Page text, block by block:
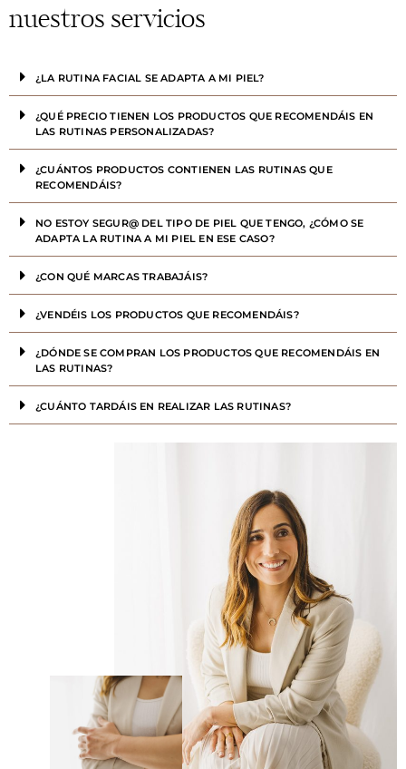
nuestros servicios
¿LA RUTINA FACIAL SE ADAPTA A MI PIEL?
¿QUÉ PRECIO TIENEN LOS PRODUCTOS QUE RECOMENDÁIS EN
LAS RUTINAS PERSONALIZADAS?
¿CUÁNTOS PRODUCTOS CONTIENEN LAS RUTINAS QUE
RECOMENDÁIS?
NO ESTOY SEGUR@ DEL TIPO DE PIEL QUE TENGO, ¿CÓMO SE
ADAPTA LA RUTINA A MI PIEL EN ESE CASO?
¿CON QUÉ MARCAS TRABAJÁIS?
¿VENDÉIS LOS PRODUCTOS QUE RECOMENDÁIS?
¿DÓNDE SE COMPRAN LOS PRODUCTOS QUE RECOMENDÁIS EN
LAS RUTINAS?
¿CUÁNTO TARDÁIS EN REALIZAR LAS RUTINAS?